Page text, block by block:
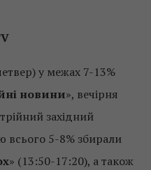
у межах 7-13%
новини», вечірня
західний
всього 5-8% збирали
» (13:50-17:20), а також